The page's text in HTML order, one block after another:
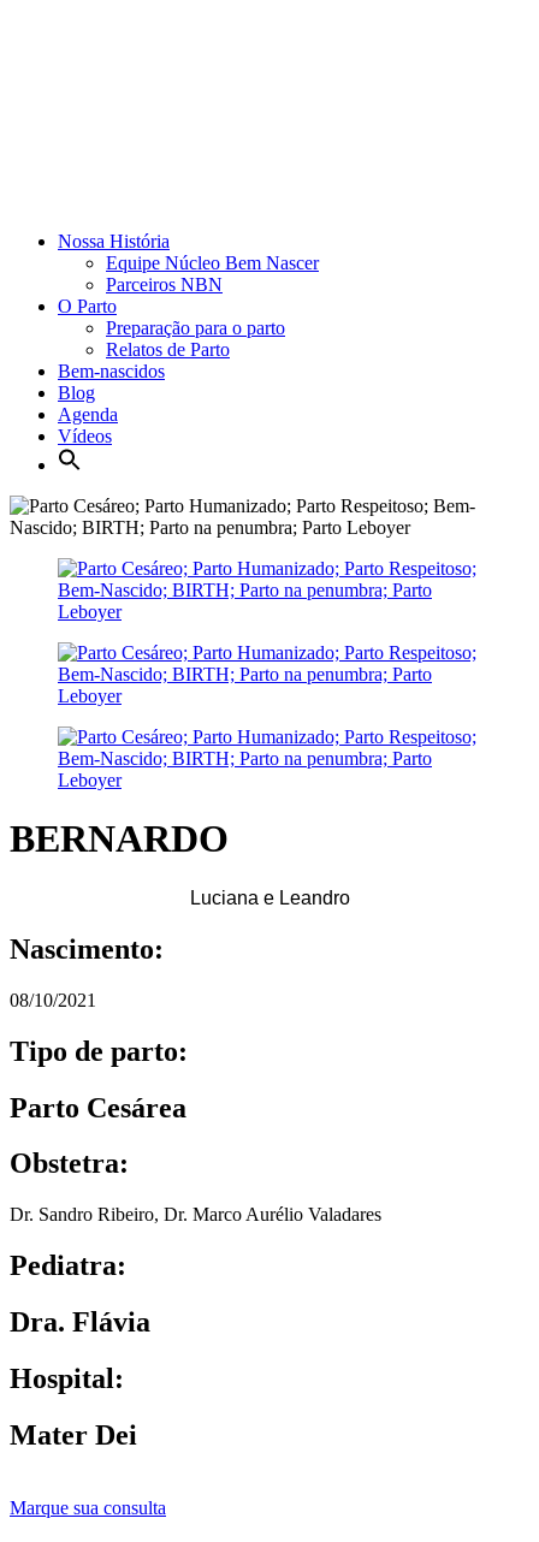
Nossa História
Equipe Núcleo Bem Nascer
Parceiros NBN
O Parto
Preparação para o parto
Relatos de Parto
Bem-nascidos
Blog
Agenda
Vídeos
BERNARDO
Luciana e Leandro
Nascimento:
08/10/2021
Tipo de parto:
Parto Cesárea
Obstetra:
Dr. Sandro Ribeiro, Dr. Marco Aurélio Valadares
Pediatra:
Dra. Flávia
Hospital:
Mater Dei
Marque sua consulta